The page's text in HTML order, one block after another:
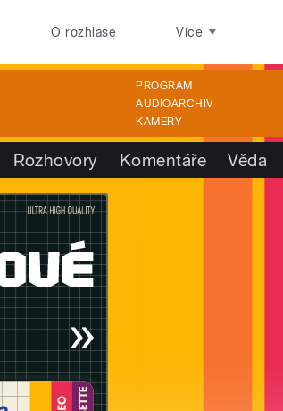
O rozhlase Více
PROGRAM
AUDIOARCHIV
KAMERY
Rozhovory Komentáře Věda